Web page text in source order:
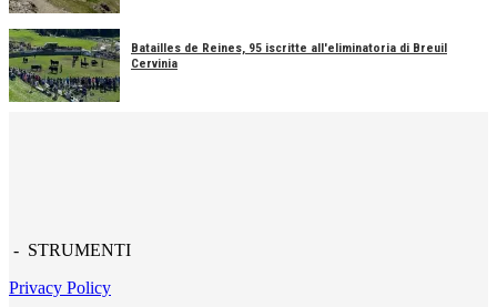
Batailles de Reines, 95 iscritte all'eliminatoria di Breuil
Cervinia
- STRUMENTI
Privacy Policy